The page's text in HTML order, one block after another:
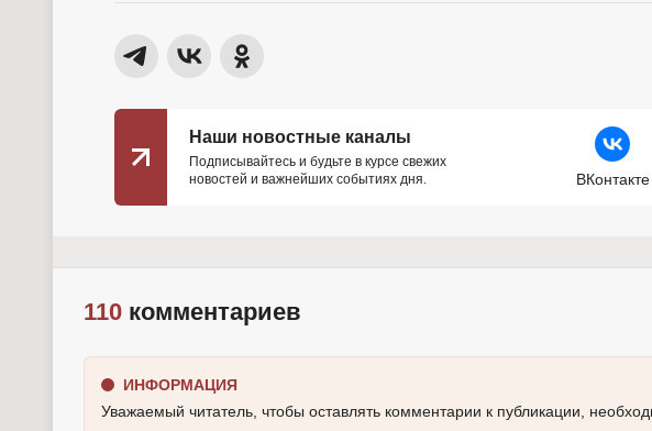
Наши новостные каналы
Подписывайтесь и будьте в курсе свежих
новостей и важнейших событиях дня.
ВКонтакте
110 комментариев
ИНФОРМАЦИЯ
Уважаемый читатель, чтобы оставлять комментарии к публикации,